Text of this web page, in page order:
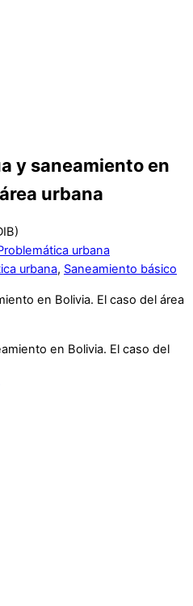
y saneamiento en
urbana
urbana
urbana, Saneamiento básico
en Bolivia. El caso del área